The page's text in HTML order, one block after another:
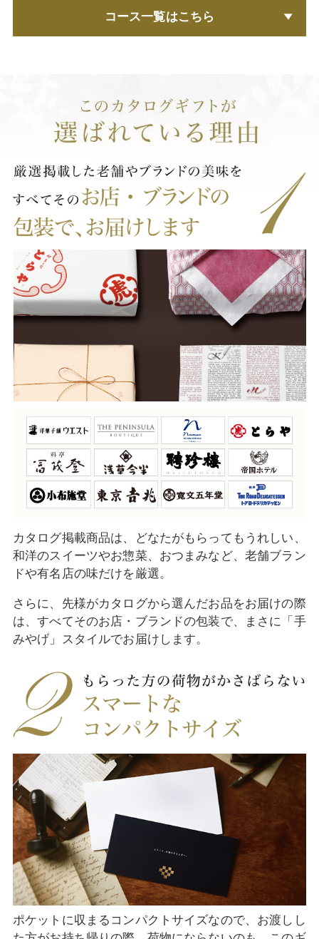
コース一覧はこちら
カタログ掲載商品は、どなたがもらってもうれしい、
和洋のスイーツやお惣菜、おつまみなど、老舗ブラン
ドや有名店の味だけを厳選。
さらに、先様がカタログから選んだお品をお届けの際
は、すべてそのお店・ブランドの包装で、まさに「手
みやげ」スタイルでお届けします。
ポケットに収まるコンパクトサイズなので、お渡しし